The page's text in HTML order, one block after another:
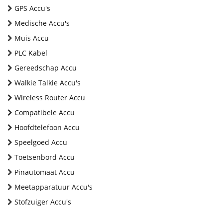
GPS Accu's
Medische Accu's
Muis Accu
PLC Kabel
Gereedschap Accu
Walkie Talkie Accu's
Wireless Router Accu
Compatibele Accu
Hoofdtelefoon Accu
Speelgoed Accu
Toetsenbord Accu
Pinautomaat Accu
Meetapparatuur Accu's
Stofzuiger Accu's